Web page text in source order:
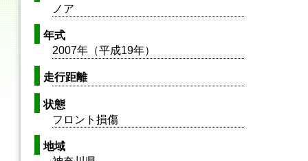
ノア
年式
2007年（平成19年）
走行距離
状態
フロント損傷
地域